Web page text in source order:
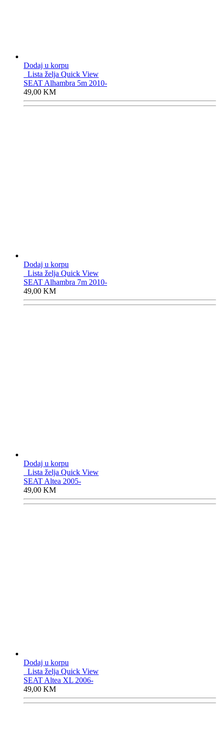
Dodaj u korpu
Lista želja Quick View
SEAT Alhambra 5m 2010-
49,00 KM
Dodaj u korpu
Lista želja Quick View
SEAT Alhambra 7m 2010-
49,00 KM
Dodaj u korpu
Lista želja Quick View
SEAT Altea 2005-
49,00 KM
Dodaj u korpu
Lista želja Quick View
SEAT Altea XL 2006-
49,00 KM